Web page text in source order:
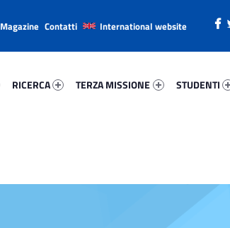
RICERCA
TERZA MISSIONE
STUDENTI
Magazine Contatti International website